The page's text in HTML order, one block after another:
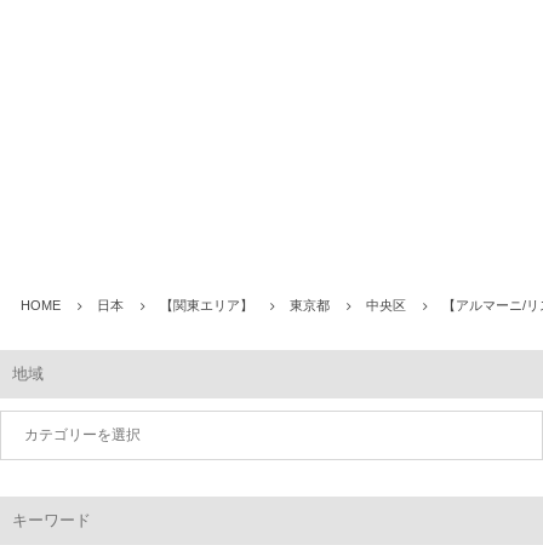
HOME 日本 【関東エリア】 東京都 中央区 【アルマーニ/
地域
キーワード